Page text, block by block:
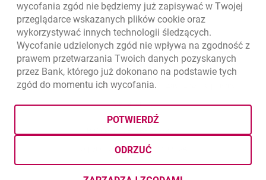
Ochrona danychotwiera się w nowej karcie
Ustawieniacookies
Mapa stronyotwiera się w nowej karcie
© Bank Millennium SA
Goodieotwiera się w nowej karcie
Twitterotwiera się w nowej karcie
YouTubeotwiera się w nowej karcie
LinkedIn
wycofania zgód nie będziemy już zapisywać w Twojej
przeglądarce wskazanych plików cookie oraz
wykorzystywać innych technologii śledzących.
Wycofanie udzielonych zgód nie wpływa na zgodność z
prawem przetwarzania Twoich danych pozyskanych
przez Bank, którego już dokonano na podstawie tych
zgód do momentu ich wycofania.
ODRZUĆ
POTWIERDŹ